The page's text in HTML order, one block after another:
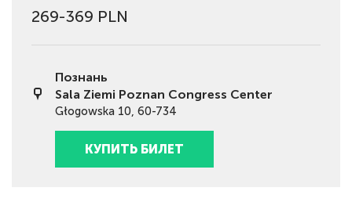
269-369 PLN
Познань
Sala Ziemi Poznan Congress Center
Głogowska 10, 60-734
КУПИТЬ БИЛЕТ